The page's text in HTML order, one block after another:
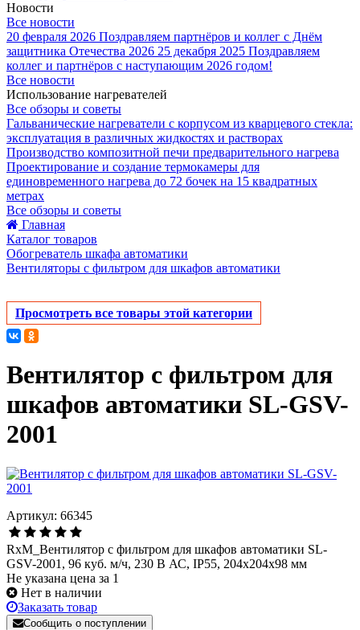
Новости
Все новости
20 февраля 2026 Поздравляем партнёров и коллег с Днём
защитника Отечества 2026 25 декабря 2025 Поздравляем
коллег и партнёров с наступающим 2026 годом!
Все новости
Использование нагревателей
Все обзоры и советы
Гальванические нагреватели с корпусом из кварцевого стекла:
эксплуатация в различных жидкостях и растворах
Производство композитной печи предварительного нагрева
Проектирование и создание термокамеры для
единовременного нагрева до 72 бочек на 15 квадратных
метрах
Все обзоры и советы
Главная
Каталог товаров
Обогреватель шкафа автоматики
Вентиляторы с фильтром для шкафов автоматики
Просмотреть все товары этой категории
Вентилятор с фильтром для
шкафов автоматики SL-GSV-
2001
Артикул: 66345
RxM_Вентилятор с фильтром для шкафов автоматики SL-
GSV-2001, 96 куб. м/ч, 230 В АС, IP55, 204x204x98 мм
Не указана цена за 1
Нет в наличии
Заказать товар
Сообщить о поступлении